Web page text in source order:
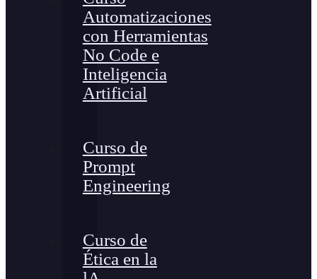
Automatizaciones
con Herramientas
No Code e
Inteligencia
Artificial
Curso de
Prompt
Engineering
Curso de
Ética en la